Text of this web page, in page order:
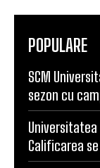
POPULARE
SCM
sezon cu
Universitatea
Calificarea